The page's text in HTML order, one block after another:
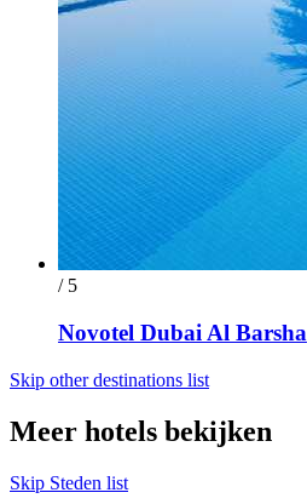
/ 5
Novotel Dubai Al Barsha
Skip other destinations list
Meer hotels bekijken
Skip Steden list